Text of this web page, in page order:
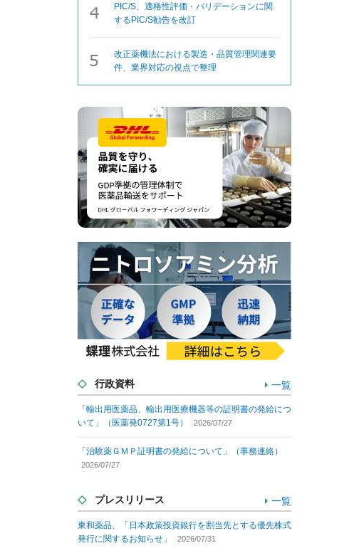
PIC/S、適格性評価・バリデーションに関
するPIC/S勧告を改訂
改正薬機法における製造・品質管理関連要
件、業界対応の視点で整理
行政資料 一覧
「輸出用医薬品、輸出用医療機器等の証明書の発給につ
いて」（医薬発0727第1号）
2026/07/27
「治験薬ＧＭＰ証明書の発給について」（事務連絡）
2026/07/27
プレスリリース 一覧
東和薬品、「日本政策投資銀行を割当先とする優先株式
発行に関するお知らせ」
2026/07/31